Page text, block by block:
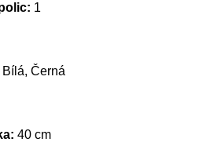
1
Bílá, Černá
40 cm